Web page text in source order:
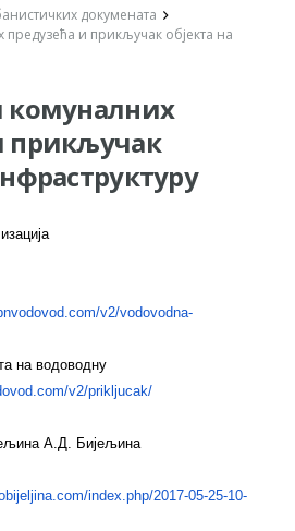
докумената
и прикључак објекта на
комуналних
прикључак
v2/vodovodna-
на водоводну
v2/prikljucak/
А.Д. Бијељина
index.php/2017-05-25-10-